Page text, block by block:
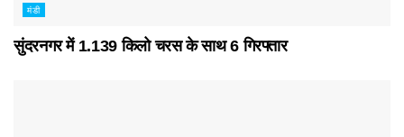
मंडी
सुंदरनगर में 1.139 किलो चरस के साथ 6 गिरफ्तार